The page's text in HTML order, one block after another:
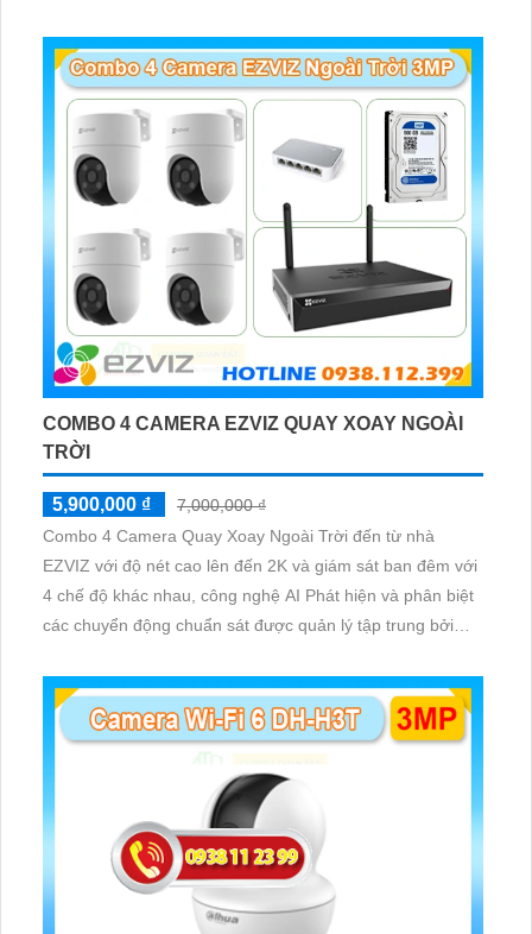
COMBO 4 CAMERA EZVIZ QUAY XOAY NGOÀI
TRỜI
5,900,000 ₫
7,000,000 ₫
Combo 4 Camera Quay Xoay Ngoài Trời đến từ nhà
EZVIZ với độ nét cao lên đến 2K và giám sát ban đêm với
4 chế độ khác nhau, công nghệ AI Phát hiện và phân biệt
các chuyển động chuẩn sát được quản lý tập trung bởi